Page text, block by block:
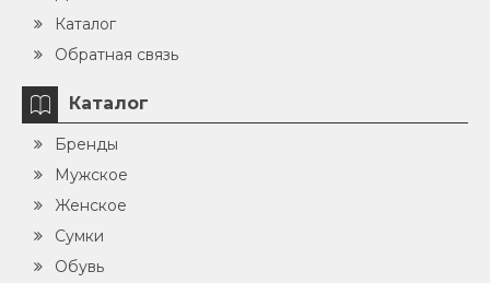
Каталог
Обратная связь
Каталог
Бренды
Мужское
Женское
Сумки
Обувь